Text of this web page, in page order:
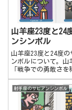
山羊座23度と24
ンシンボル
山羊座23度と24度の
ンボルについて。
「戦争での勇敢さを
賞」 人望があり、
物事を見て業績を上
分は退いて人に任せ
がら、豊富なスキル
射手座のサビアンシンボル